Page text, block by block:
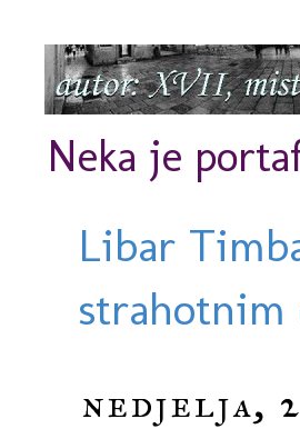
Neka je
Libar
strahotnim
nedjelja,